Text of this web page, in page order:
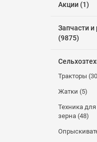
Акции (1)
Запчасти
(9875)
Тракторы
Жатки (5)
Техника
зерна (48)